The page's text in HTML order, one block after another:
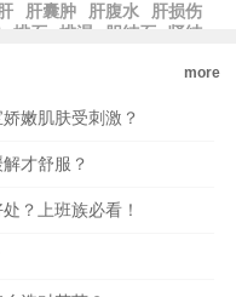
肝囊肿 肝腹水
肝损伤
排石 排湿 胆结石
肾结
more
嫩肌肤受刺激？
才舒服？
？上班族必看！